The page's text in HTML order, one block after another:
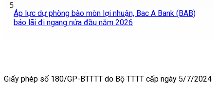
5
Áp lực dự phòng bào mòn lợi nhuận, Bac A Bank (BAB)
báo lãi đi ngang nửa đầu năm 2026
Giấy phép số 180/GP-BTTTT do Bộ TTTT cấp ngày 5/7/2024